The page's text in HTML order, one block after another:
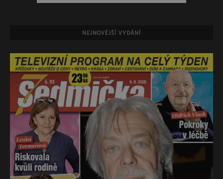
NEJNOVĚJŠÍ VYDÁNÍ